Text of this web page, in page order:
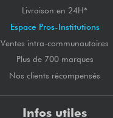
Livraison en 24H*
Espace Pros-Institutions
Ventes intra-communautaires
Plus de 700 marques
Nos clients récompensés
Infos utiles